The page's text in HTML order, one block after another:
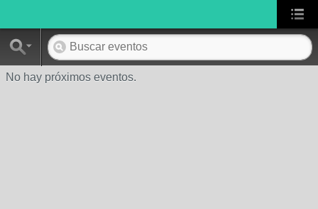
No hay próximos eventos.